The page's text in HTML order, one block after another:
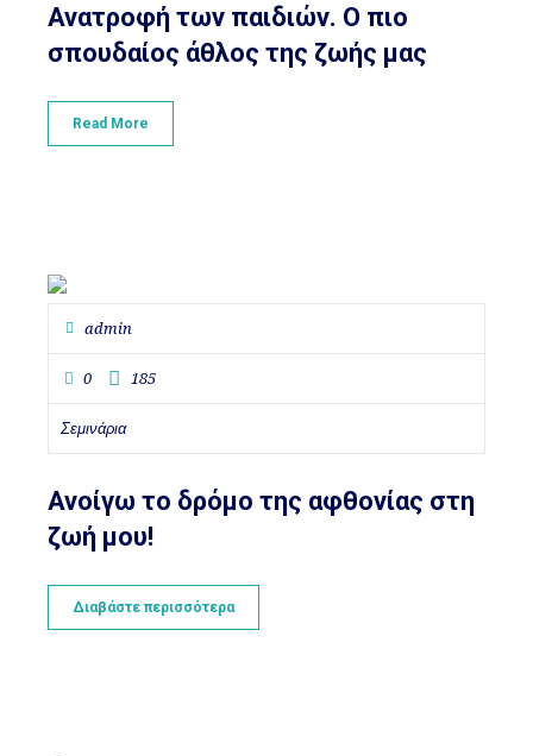
Ανατροφή των παιδιών. Ο πιο
σπουδαίος άθλος της ζωής μας
Read More
admin
0 185
Σεμινάρια
Ανοίγω το δρόμο της αφθονίας στη
ζωή μου!
Διαβάστε περισσότερα